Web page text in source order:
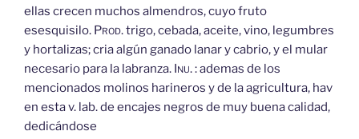
ellas crecen muchos almendros, cuyo fruto
esesquisilo. Prod.trigo, cebada, aceite, vino, legumbres
y hortalizas; cria algún ganado lanar y cabrio, y el mular
necesario para la labranza. Inu.: ademas de los
mencionados molinos harineros y de la agricultura, hav
en esta v. lab. de encajes negros de muy buena calidad,
dedicándose